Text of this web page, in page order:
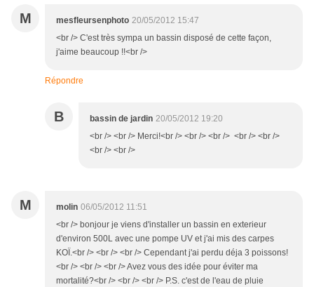
M mesfleursenphoto 20/05/2012 15:47
<br /> C'est très sympa un bassin disposé de cette façon,
j'aime beaucoup !!<br />
Répondre
B bassin de jardin 20/05/2012 19:20
<br /> <br /> Merci!<br /> <br /> <br /> <br /> <br />
<br /> <br />
M molin 06/05/2012 11:51
<br /> bonjour je viens d'installer un bassin en exterieur
d'environ 500L avec une pompe UV et j'ai mis des carpes
KOÏ.<br /> <br /> <br /> Cependant j'ai perdu déja 3 poissons!
<br /> <br /> <br /> Avez vous des idée pour éviter ma
mortalité?<br /> <br /> <br /> P.S. c'est de l'eau de pluie